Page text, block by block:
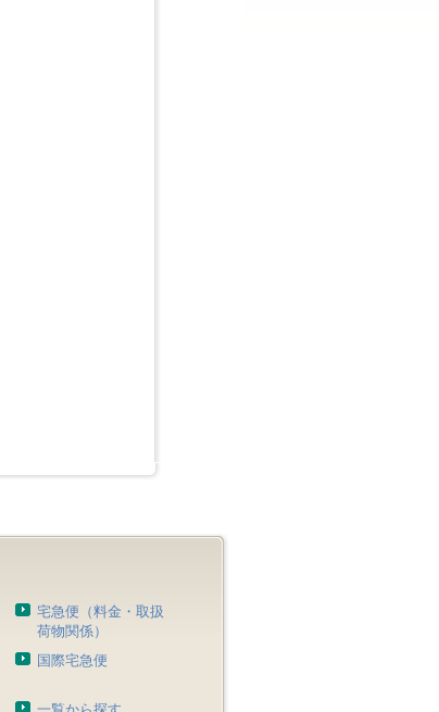
宅急便（料金・取扱
荷物関係）
国際宅急便